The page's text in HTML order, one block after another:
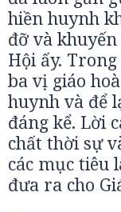
hiền huynh
đỡ và
Hội ấy.
ba vị giáo
huynh và để
đáng kể. Lời
chất thời sự
các mục tiêu
đưa ra cho